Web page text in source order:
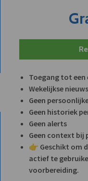
Toegang tot een
Wekelijkse
Geen
Geen historiek
Geen alerts
Geen context bij
👉 Geschikt om
actief te
voorbereiding.